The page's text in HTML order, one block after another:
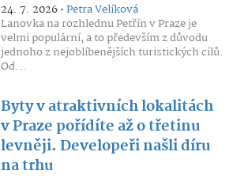
24. 7. 2026 •Petra Velíková
Lanovka na rozhlednu Petřín v Praze je
velmi populární, a to především z důvodu
jednoho z nejoblíbenějších turistických cílů.
Od...
Byty v atraktivních lokalitách
v Praze pořídíte až o třetinu
levněji. Developeři našli díru
na trhu